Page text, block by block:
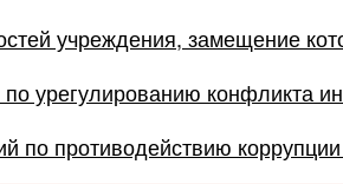
учреждения, замещение
урегулированию конфликта
по противодействию